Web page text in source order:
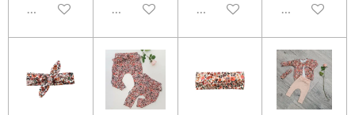
Uitgeschakeld Uitgeschakeld Uitgeschakeld